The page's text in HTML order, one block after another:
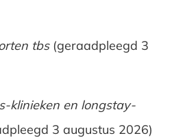
tbs(geraadpleegd 3
klinieken en longstay-
3 augustus 2026)